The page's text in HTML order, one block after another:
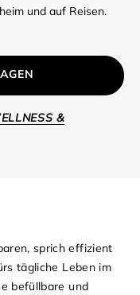
und auf Reisen.
&
sprich effizient
tägliche Leben im
befüllbare und